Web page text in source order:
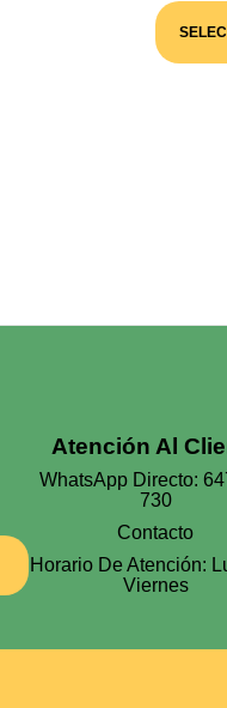
Atención Al
WhatsApp Directo:
730
Contacto
Horario De Atención:
Viernes